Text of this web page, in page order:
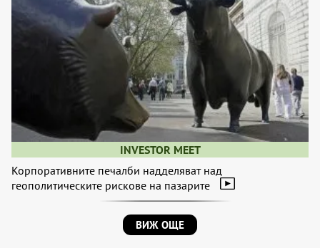
INVESTOR MEET
Корпоративните печалби надделяват над
геополитическите рискове на пазарите
ВИЖ ОЩЕ